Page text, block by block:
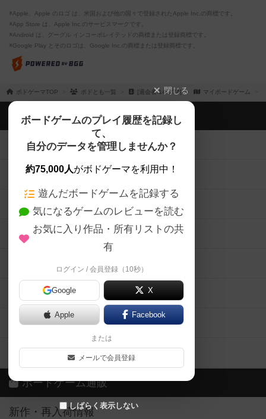
※Apple、Apple のロゴ は、米国および他の国々で登録されたApple Inc.の商標です。
※App Store は、Apple Inc.のサービスマークです。
※Android は、グーグル インコーポレイテッドの商標または登録商標です。
※Google Play とそのロゴは、Google Inc.の商標または登録商標です。
ボドゲーマTOP ボドとも一覧 [退会者:146274] マイボードゲーム
閉じる
ボードゲームのプレイ履歴を記録し
て、
自分のデータを管理しませんか？
約75,000人がボドゲーマを利用中！
遊んだボードゲームを記録する
気になるゲームのレビューを読む
お気に入り作品・所有リストの共
有
ログイン / 会員登録（10秒）
Google X
Apple Facebook
または
メールで会員登録
しばらく表示しない
ボドゲーマTOP
ボードゲームを検索する
ボードゲームの新着レビュー
ボードゲーム会情報
メカニクス特集
掲示板・トピックス
ボドとも・会員一覧
ボードゲーム業界コラム
ボドゲーマご利用案内
ボードゲーム通販
新作・再入荷情報